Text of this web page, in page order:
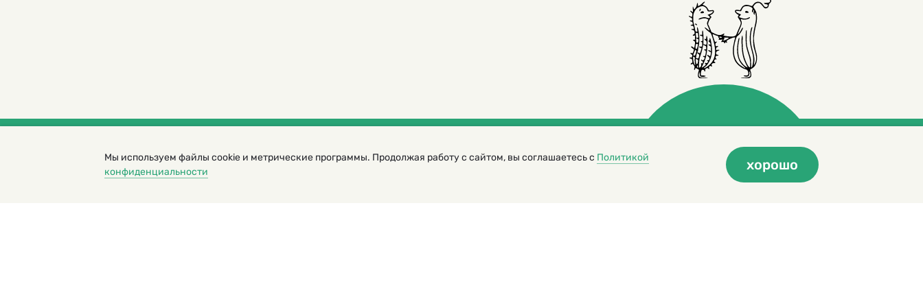
© 2000 – 2026. Кукумбер. Литературный иллюстрированный журнал для детей
Копирование материалов возможно только с разрешения редакторов сайта
Мы используем файлы cookie и метрические программы. Продолжая работу с сайтом, вы соглашаетесь с Политикой
конфиденциальности
хорошо